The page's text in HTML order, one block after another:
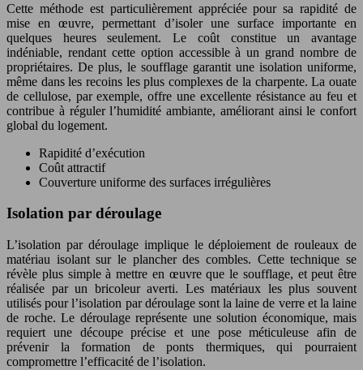
Cette méthode est particulièrement appréciée pour sa rapidité de
mise en œuvre, permettant d’isoler une surface importante en
quelques heures seulement. Le coût constitue un avantage
indéniable, rendant cette option accessible à un grand nombre de
propriétaires. De plus, le soufflage garantit une isolation uniforme,
même dans les recoins les plus complexes de la charpente. La ouate
de cellulose, par exemple, offre une excellente résistance au feu et
contribue à réguler l’humidité ambiante, améliorant ainsi le confort
global du logement.
Rapidité d’exécution
Coût attractif
Couverture uniforme des surfaces irrégulières
Isolation par déroulage
L’isolation par déroulage implique le déploiement de rouleaux de
matériau isolant sur le plancher des combles. Cette technique se
révèle plus simple à mettre en œuvre que le soufflage, et peut être
réalisée par un bricoleur averti. Les matériaux les plus souvent
utilisés pour l’isolation par déroulage sont la laine de verre et la laine
de roche. Le déroulage représente une solution économique, mais
requiert une découpe précise et une pose méticuleuse afin de
prévenir la formation de ponts thermiques, qui pourraient
compromettre l’efficacité de l’isolation.